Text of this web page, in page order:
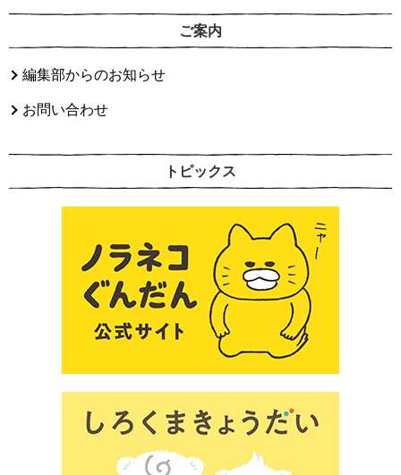
ご案内
編集部からのお知らせ
お問い合わせ
トピックス